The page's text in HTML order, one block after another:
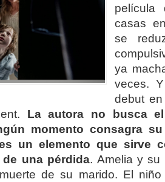
película
casas
se
ya
veces.
debut
La autora no busca
momento consagra
un elemento que sirve
una pérdida. Amelia y su
de su marido. El